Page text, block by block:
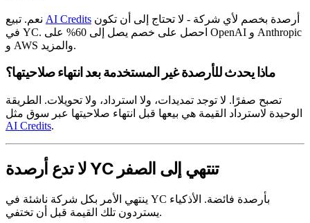
AI Credits
في YC. احصل على خصم يصل إلى 60% على OpenAI و Anthropic
و AWS والمزيد.
ماذا يحدث للأرصدة غير المستخدمة بعد انتهاء صلاحيتها؟
تصبح صفرًا. لا توجد تمديدات، ولا استرداد، ولا تحويلات. الطريقة
الوحيدة لاسترداد القيمة هي بيعها قبل انتهاء صلاحيتها عبر سوق مثل
AI Credits.
لا تدع أرصدة YC تنتهي إلى الصفر
ينتهي الأمر بكل شركة ناشئة في YC بأرصدة فائضة. الأذكياء
يستردون تلك القيمة قبل أن تختفي.